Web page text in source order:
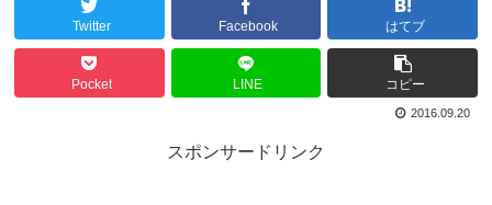
Twitter Facebook はてブ
Pocket LINE コピー
2016.09.20
スポンサードリンク